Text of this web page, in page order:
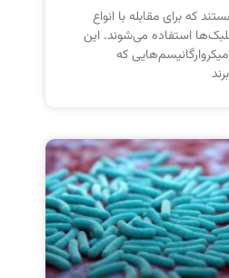
که برای مقابله با انواع
استفاده می‌شوند. این
که